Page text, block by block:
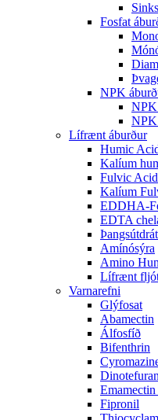
Fosfat
NPK
NPK
Lífrænt áburður
Humic
Kalíum
Fulvic Acid
Kalíum
EDDHA-
EDTA
Amínósýra
Amino
Lífrænt
Varnarefni
Glýfosat
Abamectin
Álfosfíð
Bifenthrin
Dinotefuran
Emamectin
Fipronil